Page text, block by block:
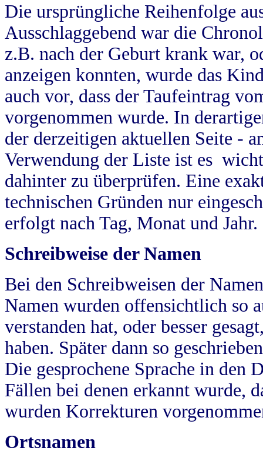
Die ursprüngliche Reihenfolge
Ausschlaggebend war die
z.B. nach der Geburt krank war,
anzeigen konnten, wurde das
auch vor, dass der Taufeintrag
vorgenommen wurde. In
der derzeitigen aktuellen Seite -
Verwendung der Liste ist es
dahinter zu überprüfen. Eine
technischen Gründen nur
erfolgt nach Tag, Monat und Jahr.
Schreibweise der Namen
Bei den Schreibweisen der
Namen wurden offensichtlich so
verstanden hat, oder besser
haben. Später dann so
Die gesprochene Sprache in
Fällen bei denen erkannt wurde,
wurden Korrekturen
Ortsnamen